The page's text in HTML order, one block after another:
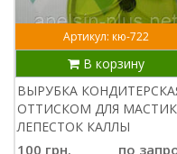
Артикул: кю-722
В корзину
ВЫРУБКА
ОТТИСКОМ ДЛЯ
ЛЕПЕСТОК КАЛЛЫ
100 грн. по